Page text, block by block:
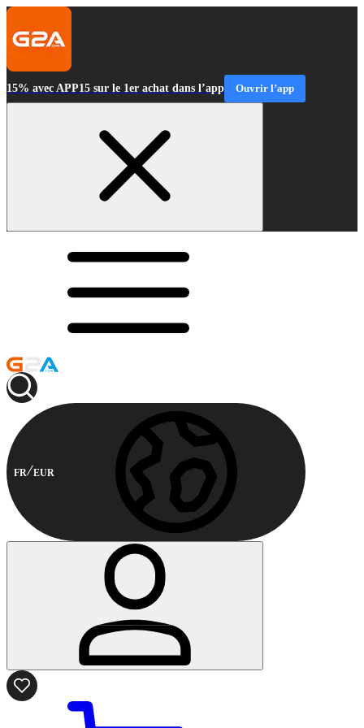
15% avec APP15 sur le 1er achat dans l’app Ouvrir l’app
FR EUR